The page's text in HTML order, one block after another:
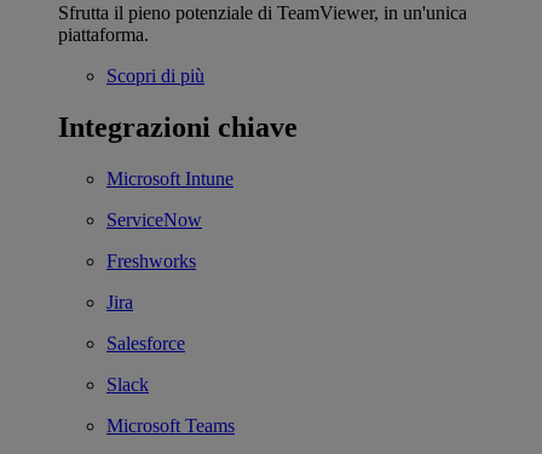
Sfrutta il pieno potenziale di TeamViewer, in un'unica
piattaforma.
Scopri di più
Integrazioni chiave
Microsoft Intune
ServiceNow
Freshworks
Jira
Salesforce
Slack
Microsoft Teams